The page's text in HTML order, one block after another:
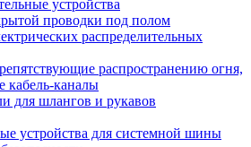
устройства
проводки под полом
распределительных
распространению огня,
кабель-каналы
для шлангов и рукавов
устройства для системной шины